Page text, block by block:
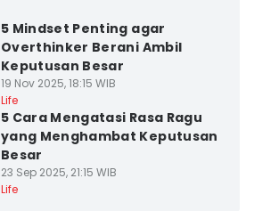
5 Mindset Penting agar
Overthinker Berani Ambil
Keputusan Besar
19 Nov 2025, 18:15 WIB
Life
5 Cara Mengatasi Rasa Ragu
yang Menghambat Keputusan
Besar
23 Sep 2025, 21:15 WIB
Life